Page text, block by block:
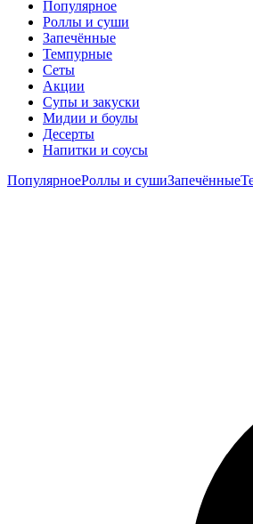
Популярное
Роллы и суши
Запечённые
Темпурные
Сеты
Акции
Супы и закуски
Мидии и боулы
Десерты
Напитки и соусы
ПопулярноеРоллы и сушиЗапечённые